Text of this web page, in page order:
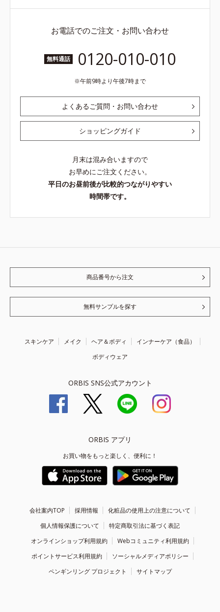
お電話でのご注文・お問い合わせ
無料通話 0120-010-010
午前9時より午後7時まで
よくあるご質問・お問い合わせ
ショッピングガイド
月末は混み合いますので
お早めにご注文ください。
平日のお昼前後が比較的つながりやすい
時間帯です。
商品番号から注文
無料サンプルを探す
スキンケア メイク ヘア＆ボディ
インナーケア（食品）
ボディウェア
ORBIS SNS公式アカウント
ORBIS アプリ
お買い物をもっと楽しく、便利に！
会社案内TOP 採用情報
化粧品の使用上の注意について
個人情報保護について
特定商取引法に基づく表記
オンラインショップ利用規約
Webコミュニティ利用規約
ポイントサービス利用規約
ソーシャルメディアポリシー
ペンギンリング プロジェクト
サイトマップ